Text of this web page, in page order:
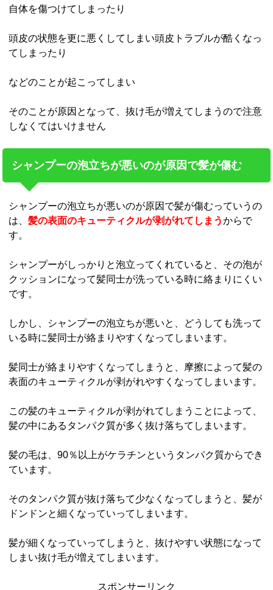
自体を傷つけてしまったり
頭皮の状態を更に悪くしてしまい頭皮トラブルが酷くなっ
てしまったり
などのことが起こってしまい
そのことが原因となって、抜け毛が増えてしまうので注意
しなくてはいけません
シャンプーの泡立ちが悪いのが原因で髪が傷む
シャンプーの泡立ちが悪いのが原因で髪が傷むっていうの
は、髪の表面のキューティクルが剥がれてしまうからで
す。
シャンプーがしっかりと泡立ってくれていると、その泡が
クッションになって髪同士が洗っている時に絡まりにくい
です。
しかし、シャンプーの泡立ちが悪いと、どうしても洗って
いる時に髪同士が絡まりやすくなってしまいます。
髪同士が絡まりやすくなってしまうと、摩擦によって髪の
表面のキューティクルが剥がれやすくなってしまいます。
この髪のキューティクルが剥がれてしまうことによって、
髪の中にあるタンパク質が多く抜け落ちてしまいます。
髪の毛は、90％以上がケラチンというタンパク質からでき
ています。
そのタンパク質が抜け落ちて少なくなってしまうと、髪が
ドンドンと細くなっていってしまいます。
髪が細くなっていってしまうと、抜けやすい状態になって
しまい抜け毛が増えてしまいます。
スポンサーリンク